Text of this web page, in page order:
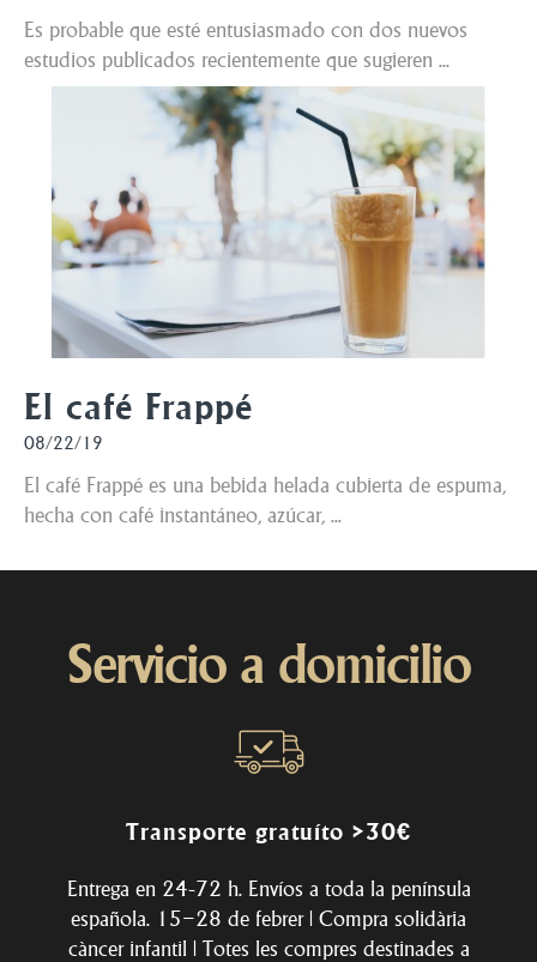
Es probable que esté entusiasmado con dos nuevos
estudios publicados recientemente que sugieren ...
El café Frappé
08/22/19
El café Frappé es una bebida helada cubierta de espuma,
hecha con café instantáneo, azúcar, ...
Servicio a domicilio
Transporte gratuíto >30€
Entrega en 24-72 h. Envíos a toda la península
española. 15–28 de febrer | Compra solidària
càncer infantil | Totes les compres destinades a